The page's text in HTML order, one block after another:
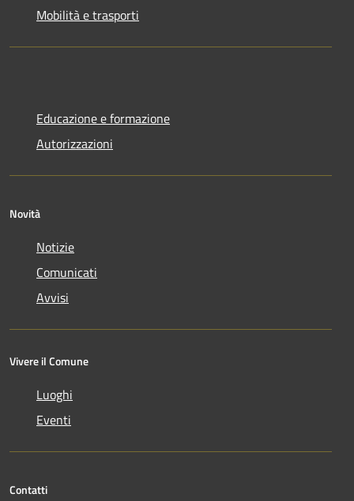
Mobilità e trasporti
Educazione e formazione
Autorizzazioni
Novità
Notizie
Comunicati
Avvisi
Vivere il Comune
Luoghi
Eventi
Contatti